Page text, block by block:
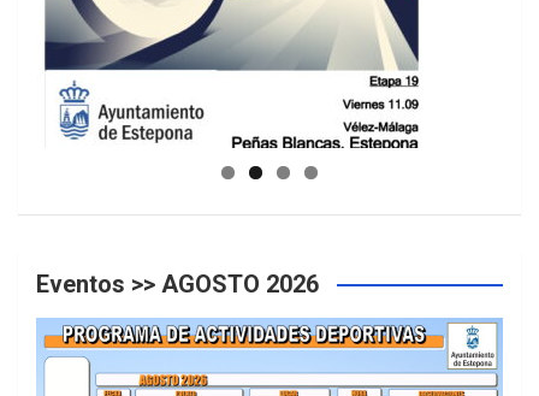
GUIA DE INSTALACIONES DEPORTIVAS
Eventos >> AGOSTO 2026